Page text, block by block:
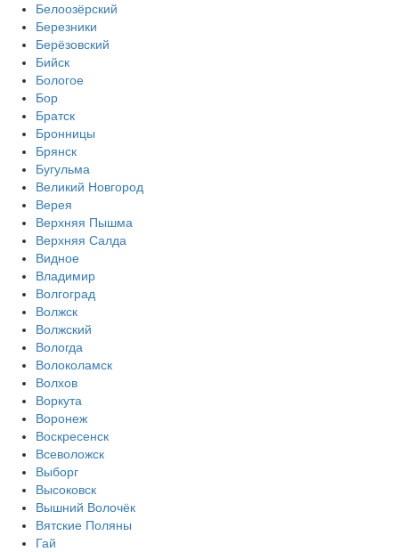
Белоозёрский
Березники
Берёзовский
Бийск
Бологое
Бор
Братск
Бронницы
Брянск
Бугульма
Великий Новгород
Верея
Верхняя Пышма
Верхняя Салда
Видное
Владимир
Волгоград
Волжск
Волжский
Вологда
Волоколамск
Волхов
Воркута
Воронеж
Воскресенск
Всеволожск
Выборг
Высоковск
Вышний Волочёк
Вятские Поляны
Гай